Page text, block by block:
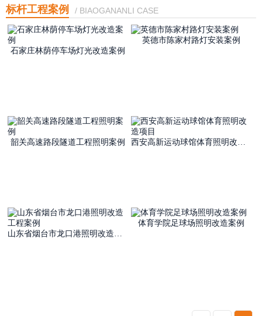
标杆工程案例 / BIAOGANANLI CASE
石家庄林荫停车场灯光改造案例
英德市陈家村路灯安装案例
韶关高速路段隧道工程照明案例 西安高新运动球馆体育照明改造项目
山东省烟台市龙口港照明改造工程案例
体育学院足球场照明改造案例